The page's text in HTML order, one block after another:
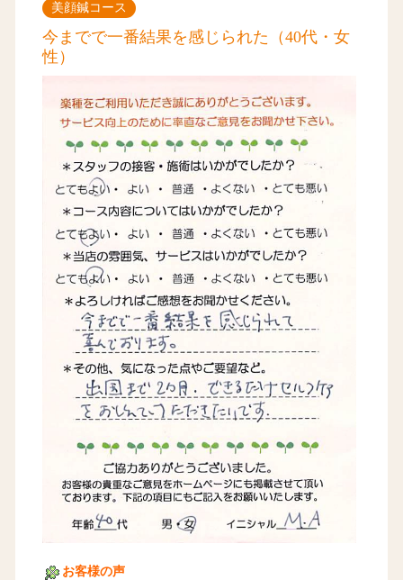
美顔鍼コース
今までで一番結果を感じられた（40代・女
性）
お客様の声